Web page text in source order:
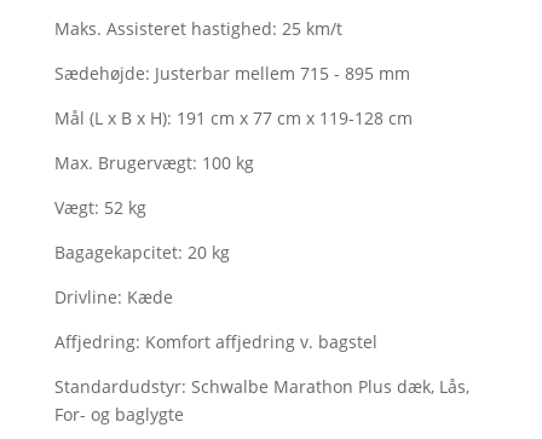
Maks. Assisteret hastighed: 25 km/t
Sædehøjde: Justerbar mellem 715 - 895 mm
Mål (L x B x H): 191 cm x 77 cm x 119-128 cm
Max. Brugervægt: 100 kg
Vægt: 52 kg
Bagagekapcitet: 20 kg
Drivline: Kæde
Affjedring: Komfort affjedring v. bagstel
Standardudstyr: Schwalbe Marathon Plus dæk, Lås,
For- og baglygte